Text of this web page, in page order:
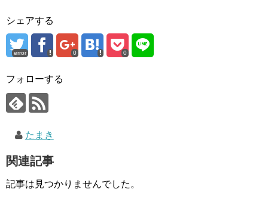
シェアする
error 0 0
フォローする
たまき
関連記事
記事は見つかりませんでした。